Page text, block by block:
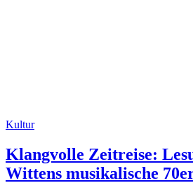
Kultur
Klangvolle Zeitreise:
Wittens musikalische